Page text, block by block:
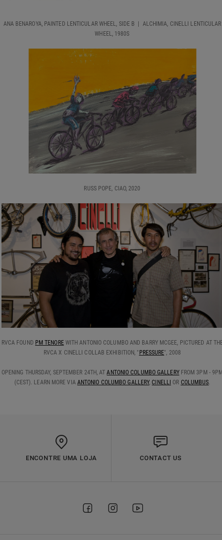
ANA BENAROYA, PAINTED LENTICULAR WHEEL, SIDE B | ALCHIMIA, CINELLI LENTICULAR
WHEEL, 1980S
RUSS POPE, CIAO, 2020
RVCA FOUND PM TENOREWITH ANTONIO COLUMBO AND BARRY MCGEE, PICTURED AT
RVCA X CINELLI COLLAB EXHIBITION, " PRESSURE", 2008
OPENING THURSDAY, SEPTEMBER 24TH, ATANTONIO COLUMBO GALLERYFROM 3PM -
(CEST). LEARN MORE VIA ANTONIO COLUMBO GALLERY,CINELLI OR COLUMBUS.
ENCONTRE UMA LOJA CONTACT US